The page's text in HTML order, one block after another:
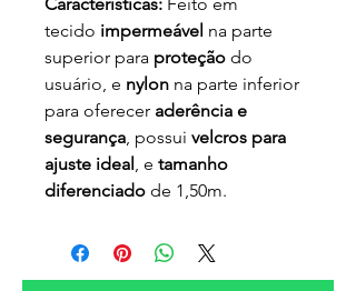
tecido impermeável na parte
superior para proteção do
usuário, e nylon na parte inferior
para oferecer aderência e
segurança , possui velcros para
ajuste ideal , e tamanho
diferenciado de 1,50m.